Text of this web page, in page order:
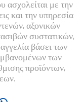
ασχολείται με την
και την υπηρεσία
αξονικών
συστατικών,
βάσει των
των
προϊόντων,